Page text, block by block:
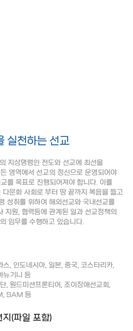
실천하는 선교
지상명령인 전도와 선교에 최선을
영역에서 선교의 정신으로 운영되어야
를 목표로 진행되어져야 합니다. 이를
문화 사회로 부터 땅 끝까지 복음을 들고
성취를 위하여 해외선교와 국내선교를
지원, 협력등에 관계된 일과 선교정책의
임무를 수행하고 있습니다.
, 인도네시아, 일본, 중국, 코스타리카,
뉴기니 등
, 원드미션프론티어, 조이장애선교회,
SAM 등
(파일 포함)